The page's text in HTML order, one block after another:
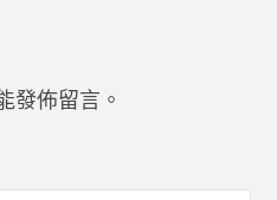
發佈留言。